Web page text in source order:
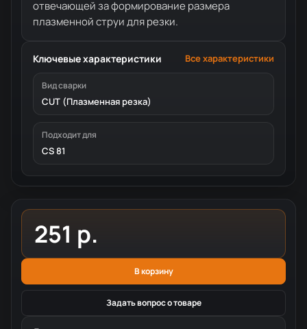
отвечающей за формирование размера
плазменной струи для резки.
Ключевые характеристики Все характеристики
Вид сварки
CUT (Плазменная резка)
Подходит для
CS 81
251 р.
В корзину
Задать вопрос о товаре